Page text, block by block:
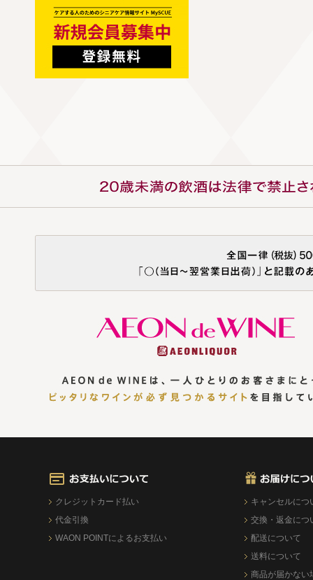
クレジットカード払い
代金引換
WAON POINTによるお支払い
キャンセルにつ
交換・返金につ
配送について
送料について
商品が届かない